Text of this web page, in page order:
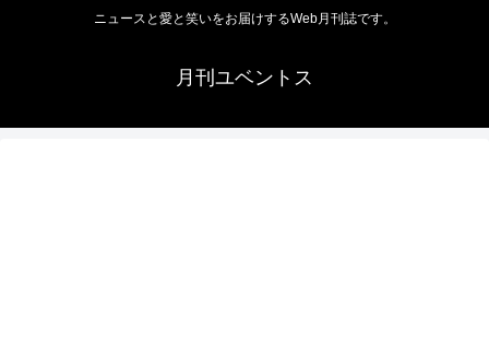
ニュースと愛と笑いをお届けするWeb月刊誌です。
月刊ユベントス